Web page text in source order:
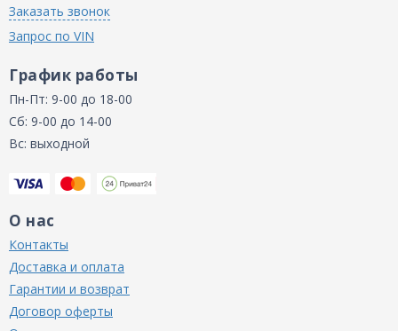
Заказать звонок
Запрос по VIN
График работы
Пн-Пт: 9-00 до 18-00
Сб: 9-00 до 14-00
Вс: выходной
О нас
Контакты
Доставка и оплата
Гарантии и возврат
Договор оферты